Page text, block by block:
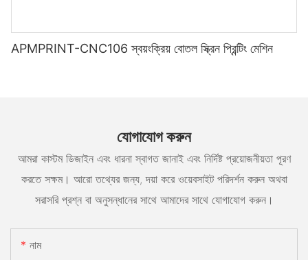
APMPRINT-CNC106 স্বয়ংক্রিয় বোতল স্ক্রিন প্রিন্টিং মেশিন
যোগাযোগ করুন
আমরা কাস্টম ডিজাইন এবং ধারনা স্বাগত জানাই এবং নির্দিষ্ট প্রয়োজনীয়তা পূরণ
করতে সক্ষম। আরো তথ্যের জন্য, দয়া করে ওয়েবসাইট পরিদর্শন করুন অথবা
সরাসরি প্রশ্ন বা অনুসন্ধানের সাথে আমাদের সাথে যোগাযোগ করুন।
নাম